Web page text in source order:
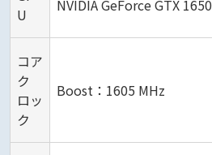
U
NVIDIA GeForce GTX 1650
コア
ク
ロッ
ク
Boost：1605 MHz